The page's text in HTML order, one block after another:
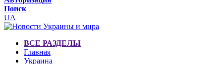
Поиск
UA
ВСЕ РАЗДЕЛЫ
Главная
Украина